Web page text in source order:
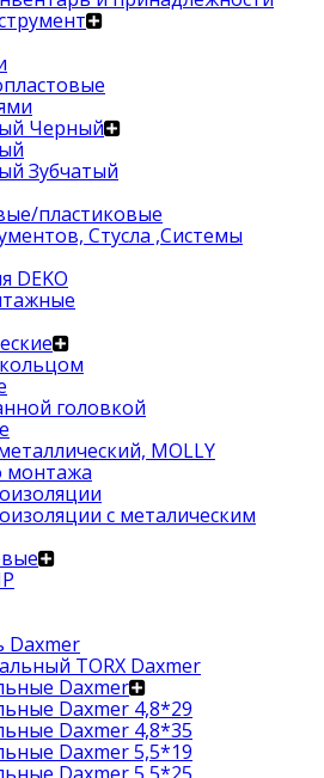
Черный
Зубчатый
пластиковые
Стусла ,Системы
DEKO
головкой
MOLLY
монтажа
с металическим
Daxmer
TORX Daxmer
Daxmer
Daxmer 4,8*29
Daxmer 4,8*35
Daxmer 5,5*19